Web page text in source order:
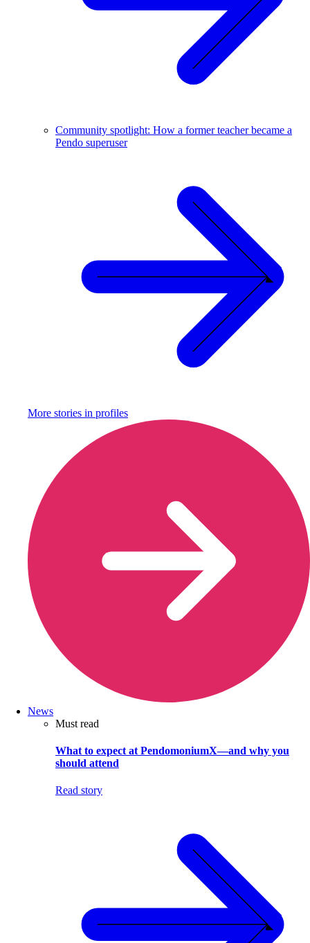
Community spotlight: How a former teacher became a
Pendo superuser
More stories in profiles
News
Must read
What to expect at PendomoniumX—and why you
should attend
Read story